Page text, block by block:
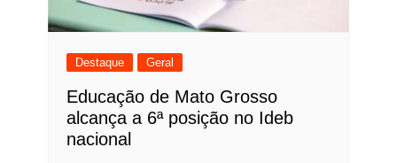
Destaque Geral
Educação de Mato Grosso
alcança a 6ª posição no Ideb
nacional